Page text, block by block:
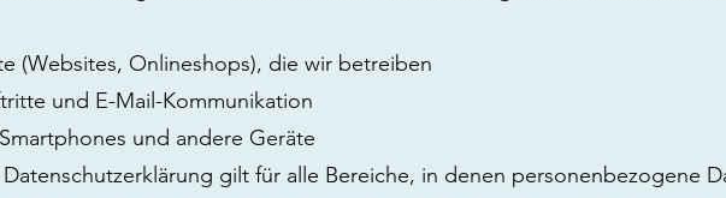
(Websites, Onlineshops), die wir betreiben
und E-Mail-Kommunikation
und andere Geräte
gilt für alle Bereiche, in denen